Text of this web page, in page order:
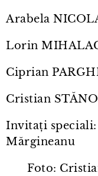
Arabela
Lorin
Ciprian
Cristian
Invitați
Mărgineanu
Foto: